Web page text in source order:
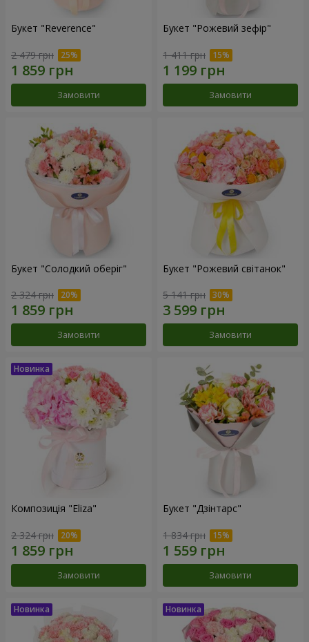
Букет "Reverence"
2 479 грн
Замовити
Букет "Рожевий зефір"
1 411 грн
Замовити
Букет "Солодкий оберіг"
2 324 грн
Замовити
Букет "Рожевий світанок"
5 141 грн
Замовити
Композиція "Eliza"
2 324 грн
Замовити
Букет "Дзінтарс"
1 834 грн
Замовити